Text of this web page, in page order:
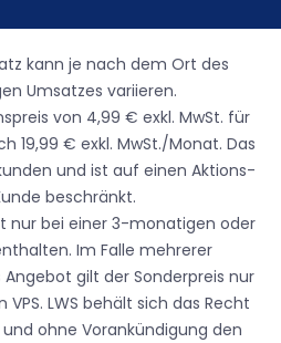
kann je nach dem Ort des
Umsatzes variieren.
von 4,99 € exkl. MwSt. für
19,99 € exkl. MwSt./Monat. Das
und ist auf einen Aktions-
beschränkt.
nur bei einer 3-monatigen oder
Im Falle mehrerer
gilt der Sonderpreis nur
LWS behält sich das Recht
ohne Vorankündigung den